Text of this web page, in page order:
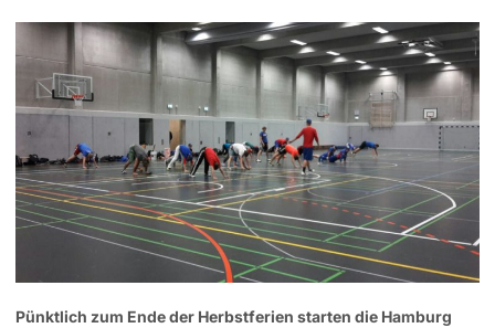
Pünktlich zum Ende der Herbstferien starten die Hamburg